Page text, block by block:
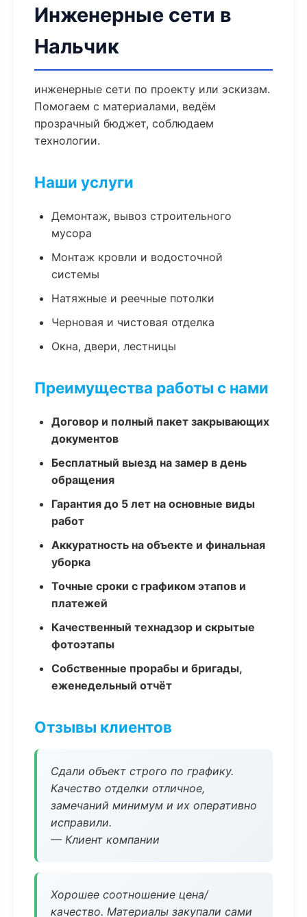
Инженерные сети в
Нальчик
инженерные сети по проекту или эскизам.
Помогаем с материалами, ведём
прозрачный бюджет, соблюдаем
технологии.
Наши услуги
Демонтаж, вывоз строительного
мусора
Монтаж кровли и водосточной
системы
Натяжные и реечные потолки
Черновая и чистовая отделка
Окна, двери, лестницы
Преимущества работы с нами
Договор и полный пакет закрывающих
документов
Бесплатный выезд на замер в день
обращения
Гарантия до 5 лет на основные виды
работ
Аккуратность на объекте и финальная
уборка
Точные сроки с графиком этапов и
платежей
Качественный технадзор и скрытые
фотоэтапы
Собственные прорабы и бригады,
еженедельный отчёт
Отзывы клиентов
Сдали объект строго по графику.
Качество отделки отличное,
замечаний минимум и их оперативно
исправили.
— Клиент компании
Хорошее соотношение цена/
качество. Материалы закупали сами